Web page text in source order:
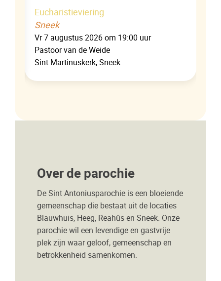
Eucharistieviering
Sneek
Vr 7 augustus 2026 om 19:00 uur
Pastoor van de Weide
Sint Martinuskerk, Sneek
Over de parochie
De Sint Antoniusparochie is een bloeiende
gemeenschap die bestaat uit de locaties
Blauwhuis, Heeg, Reahûs en Sneek. Onze
parochie wil een levendige en gastvrije
plek zijn waar geloof, gemeenschap en
betrokkenheid samenkomen.